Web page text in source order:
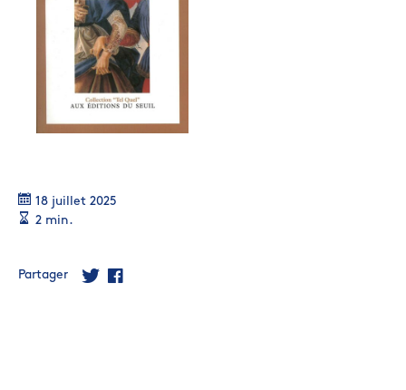
18 juillet 2025
2 min.
Partager